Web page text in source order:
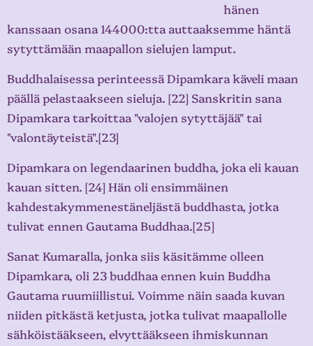
hänen
kanssaan osana 144000:tta auttaaksemme häntä
sytyttämään maapallon sielujen lamput.
Buddhalaisessa perinteessä Dipamkara käveli maan
päällä pelastaakseen sieluja. [22] Sanskritin sana
Dipamkara tarkoittaa "valojen sytyttäjää" tai
"valontäyteistä".[23]
Dipamkara on legendaarinen buddha, joka eli kauan
kauan sitten. [24] Hän oli ensimmäinen
kahdestakymmenestäneljästä buddhasta, jotka
tulivat ennen Gautama Buddhaa.[25]
Sanat Kumaralla, jonka siis käsitämme olleen
Dipamkara, oli 23 buddhaa ennen kuin Buddha
Gautama ruumiillistui. Voimme näin saada kuvan
niiden pitkästä ketjusta, jotka tulivat maapallolle
sähköistääkseen, elvyttääkseen ihmiskunnan